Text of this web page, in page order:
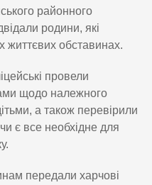
районного
родини, які
життєвих обставинах.
провели
щодо належного
а також перевірили
є все необхідне для
передали харчові